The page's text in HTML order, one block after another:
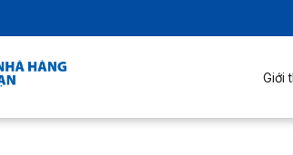
Giới